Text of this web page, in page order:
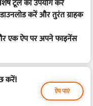
टूल का उपयोग करें
करें और तुरंत ग्राहक
एक ऐप पर अपने फाइनेंस
करें!
ऐप पाएं